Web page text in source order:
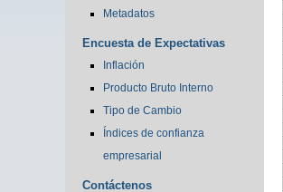
Metadatos
Encuesta de Expectativas
Inflación
Producto Bruto Interno
Tipo de Cambio
Índices de confianza
empresarial
Contáctenos